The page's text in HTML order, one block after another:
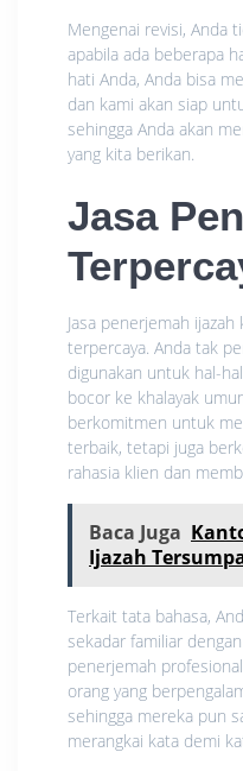
Mengenai revisi, Anda
apabila ada beberapa
hati Anda, Anda bisa
dan kami akan siap
sehingga Anda akan
yang kita berikan.
Jasa
Jasa penerjemah
terpercaya. Anda tak
digunakan untuk hal-
bocor ke khalayak
berkomitmen untuk
terbaik, tetapi juga
rahasia klien dan
Baca Juga
Ijazah
Terkait tata bahasa,
sekadar familiar
penerjemah
orang yang
sehingga mereka pun
merangkai kata demi